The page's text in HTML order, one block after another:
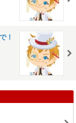
！